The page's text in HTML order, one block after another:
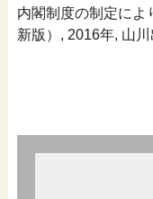
内閣制度の制定によ
新版）, 2016年, 山